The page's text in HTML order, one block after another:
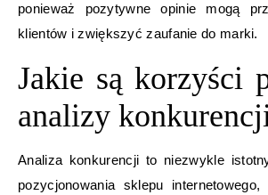
ponieważ pozytywne opinie mogą
klientów i zwiększyć zaufanie do marki.
Jakie są korzyści
analizy
Analiza konkurencji to niezwykle
pozycjonowania sklepu